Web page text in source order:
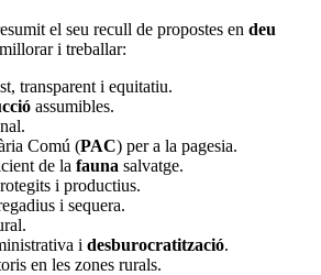
el seu recull de propostes en deu
i treballar:
transparent i equitatiu.
assumibles.
Comú (PAC) per a la pagesia.
de la fauna salvatge.
i productius.
i sequera.
i desburocratització.
en les zones rurals.